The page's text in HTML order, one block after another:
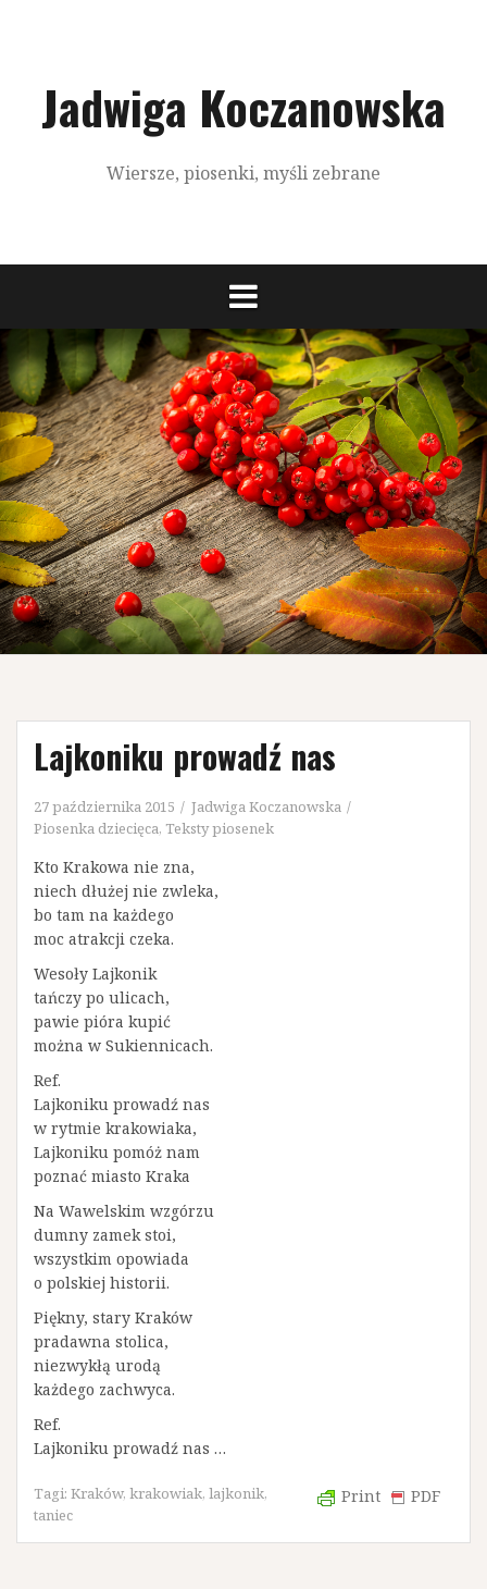
Jadwiga Koczanowska
Wiersze, piosenki, myśli zebrane
Lajkoniku prowadź nas
27 października 2015
Jadwiga Koczanowska
Piosenka dziecięca, Teksty piosenek
Kto Krakowa nie zna,
niech dłużej nie zwleka,
bo tam na każdego
moc atrakcji czeka.
Wesoły Lajkonik
tańczy po ulicach,
pawie pióra kupić
można w Sukiennicach.
Ref.
Lajkoniku prowadź nas
w rytmie krakowiaka,
Lajkoniku pomóż nam
poznać miasto Kraka
Na Wawelskim wzgórzu
dumny zamek stoi,
wszystkim opowiada
o polskiej historii.
Piękny, stary Kraków
pradawna stolica,
niezwykłą urodą
każdego zachwyca.
Ref.
Lajkoniku prowadź nas …
Print PDF
Tagi: Kraków, krakowiak, lajkonik,
taniec